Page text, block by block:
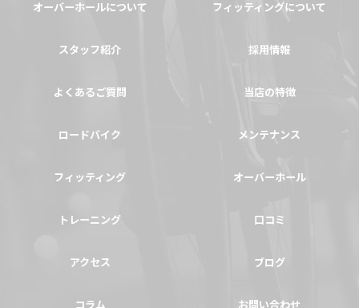
オーバーホールについて フィッティングについて
スタッフ紹介 採用情報
よくあるご質問 当店の特徴
ロードバイク メンテナンス
フィッティング オーバーホール
トレーニング 口コミ
アクセス ブログ
コラム お問い合わせ